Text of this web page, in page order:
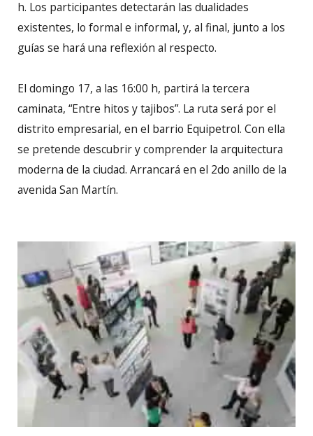
h. Los participantes detectarán las dualidades
existentes, lo formal e informal, y, al final, junto a los
guías se hará una reflexión al respecto.
El domingo 17, a las 16:00 h, partirá la tercera
caminata, “Entre hitos y tajibos”. La ruta será por el
distrito empresarial, en el barrio Equipetrol. Con ella
se pretende descubrir y comprender la arquitectura
moderna de la ciudad. Arrancará en el 2do anillo de la
avenida San Martín.